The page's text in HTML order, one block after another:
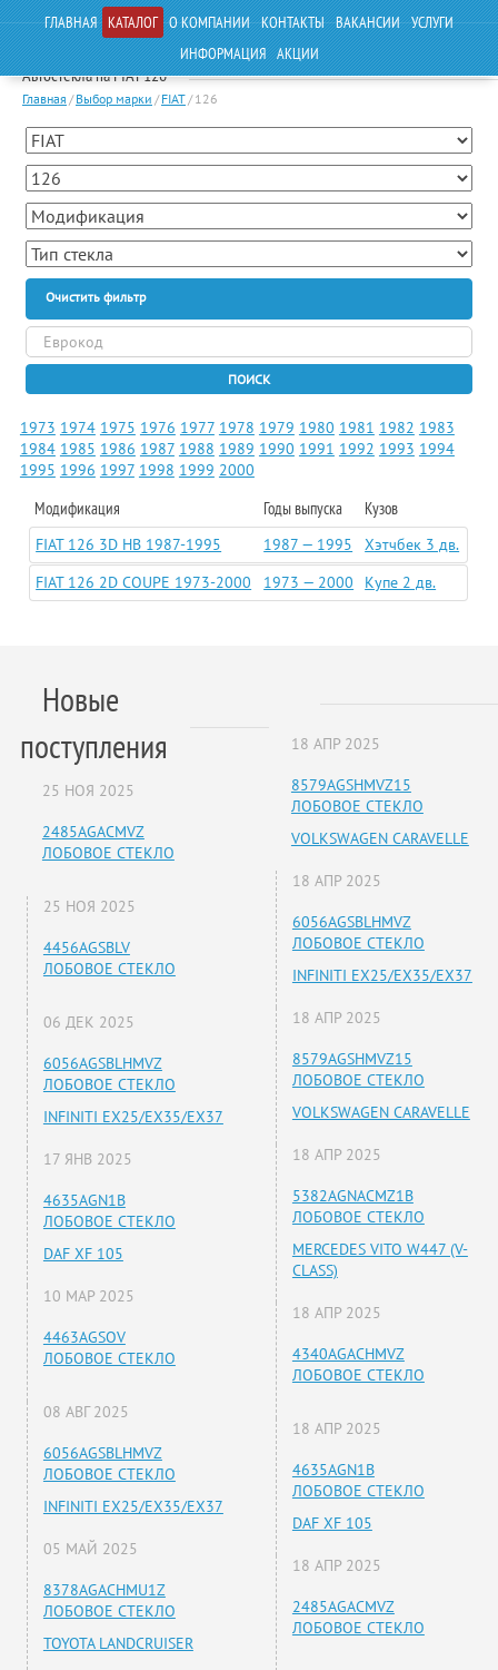
ГЛАВНАЯ КАТАЛОГ О КОМПАНИИ КОНТАКТЫ ВАКАНСИИ УСЛУГИ
ИНФОРМАЦИЯ АКЦИИ
Автостекла на FIAT 126
Главная / Выбор марки / FIAT/ 126
Очистить фильтр
ПОИСК
1973 1974 1975 1976 1977 1978 1979 1980 1981 1982 1983
1984 1985 1986 1987 1988 1989 1990 1991 1992 1993 1994
1995 1996 1997 1998 1999 2000
Модификация Годы выпуска Кузов
FIAT 126 3D HB 1987-1995 1987 — 1995
Хэтчбек 3 дв.
FIAT 126 2D COUPE 1973-2000
1973 — 2000 Купе 2 дв.
Новые
поступления
25 НОЯ 2025
2485AGACMVZ
ЛОБОВОЕ СТЕКЛО
25 НОЯ 2025
4456AGSBLV
ЛОБОВОЕ СТЕКЛО
06 ДЕК 2025
6056AGSBLHMVZ
ЛОБОВОЕ СТЕКЛО
INFINITI EX25/EX35/EX37
17 ЯНВ 2025
4635AGN1B
ЛОБОВОЕ СТЕКЛО
DAF XF 105
10 МАР 2025
4463AGSOV
ЛОБОВОЕ СТЕКЛО
08 АВГ 2025
6056AGSBLHMVZ
ЛОБОВОЕ СТЕКЛО
INFINITI EX25/EX35/EX37
05 МАЙ 2025
8378AGACHMU1Z
ЛОБОВОЕ СТЕКЛО
TOYOTA LANDCRUISER
18 АПР 2025
8579AGSHMVZ15
ЛОБОВОЕ СТЕКЛО
VOLKSWAGEN CARAVELLE
18 АПР 2025
6056AGSBLHMVZ
ЛОБОВОЕ СТЕКЛО
INFINITI EX25/EX35/EX37
18 АПР 2025
8579AGSHMVZ15
ЛОБОВОЕ СТЕКЛО
VOLKSWAGEN CARAVELLE
18 АПР 2025
5382AGNACMZ1B
ЛОБОВОЕ СТЕКЛО
MERCEDES VITO W447 (V-
CLASS)
18 АПР 2025
4340AGACHMVZ
ЛОБОВОЕ СТЕКЛО
18 АПР 2025
4635AGN1B
ЛОБОВОЕ СТЕКЛО
DAF XF 105
18 АПР 2025
2485AGACMVZ
ЛОБОВОЕ СТЕКЛО